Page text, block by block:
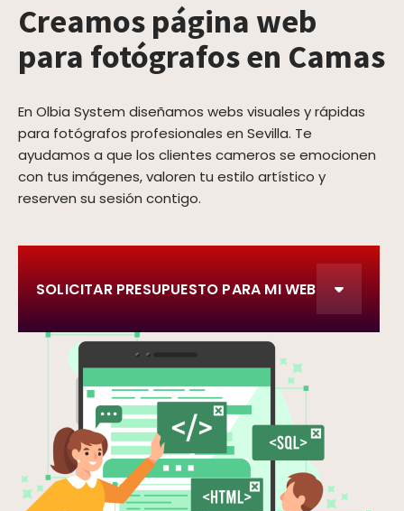
Creamos página web
para fotógrafos en Camas
En Olbia System diseñamos webs visuales y rápidas
para fotógrafos profesionales en Sevilla. Te
ayudamos a que los clientes cameros se emocionen
con tus imágenes, valoren tu estilo artístico y
reserven su sesión contigo.
SOLICITAR PRESUPUESTO PARA MI WEB